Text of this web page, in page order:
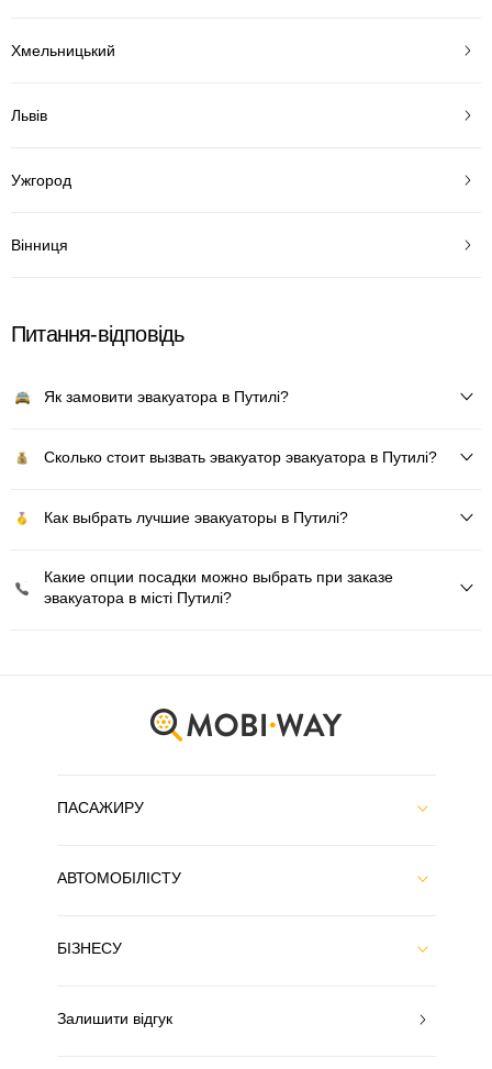
Хмельницький
Львів
Ужгород
Вінниця
Питання-відповідь
Як замовити эвакуатора в Путилі?
Сколько стоит вызвать эвакуатор эвакуатора в Путилі?
Как выбрать лучшие эвакуаторы в Путилі?
Какие опции посадки можно выбрать при заказе
эвакуатора в місті Путилі?
ПАСАЖИРУ
АВТОМОБІЛІСТУ
БІЗНЕСУ
Залишити відгук